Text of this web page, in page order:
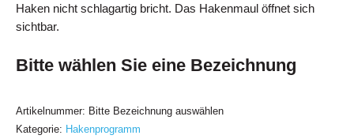
Haken nicht schlagartig bricht. Das Hakenmaul öffnet sich
sichtbar.
Bitte wählen Sie eine Bezeichnung
Artikelnummer: Bitte Bezeichnung auswählen
Kategorie: Hakenprogramm